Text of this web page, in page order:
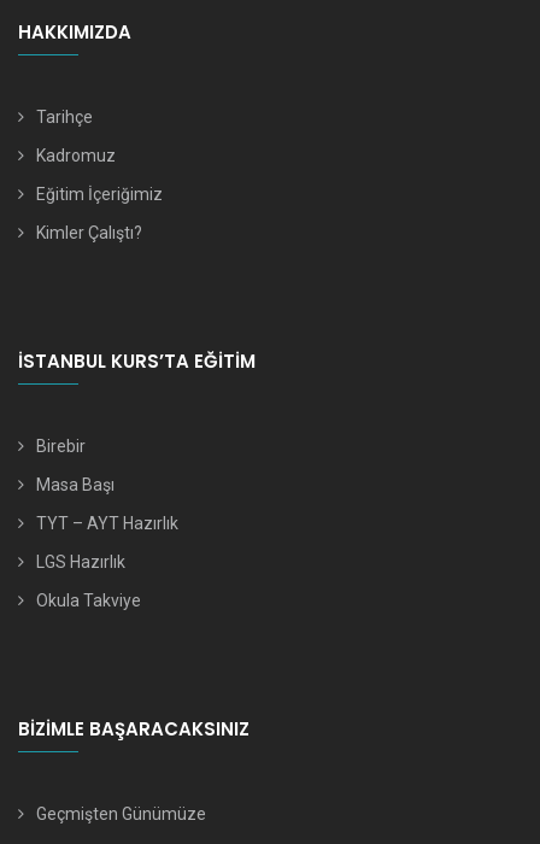
HAKKIMIZDA
Tarihçe
Kadromuz
Eğitim İçeriğimiz
Kimler Çalıştı?
İSTANBUL KURS’TA EĞITIM
Birebir
Masa Başı
TYT – AYT Hazırlık
LGS Hazırlık
Okula Takviye
BIZIMLE BAŞARACAKSINIZ
Geçmişten Günümüze